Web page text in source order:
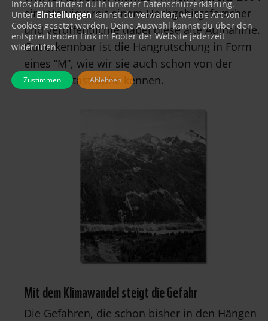
ein Interview mit einem Hochgebirgsforscher
und veröffentlichte dabei diese alte Aufnahme.
Gut erkennbar ist die Hangrutschung in Form
eines “M”, wie wir sie auch schon von der
Vajont-Katastrophe kennen.
Mit dem Klimawandel steigt die Gefahr
Die Gefahren, die schon bisher in den Hängen
Infos dazu findest du in unserer Datenschutzerklärung.
UnterEinstellungen kannst du verwalten, welche Art von
Cookies gesetzt werden. Deine Auswahl kannst du über den
entsprechenden Link im Footer der Website jederzeit
widerrufen.
Zustimmen Ablehnen